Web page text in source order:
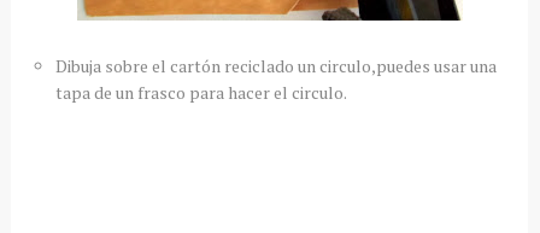
Dibuja sobre el cartón reciclado un circulo,puedes usar una
tapa de un frasco para hacer el circulo.